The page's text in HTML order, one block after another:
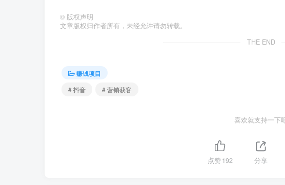
© 版权声明
文章版权归作者所有，未经允许请勿转载。
THE END
赚钱项目
# 抖音
# 营销获客
喜欢就支持一下
点赞192 分享